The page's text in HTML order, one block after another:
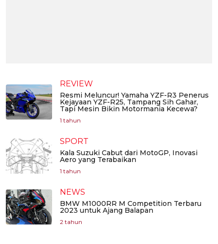
REVIEW
Resmi Meluncur! Yamaha YZF-R3 Penerus
Kejayaan YZF-R25, Tampang Sih Gahar,
Tapi Mesin Bikin Motormania Kecewa?
1 tahun
SPORT
Kala Suzuki Cabut dari MotoGP, Inovasi
Aero yang Terabaikan
1 tahun
NEWS
BMW M1000RR M Competition Terbaru
2023 untuk Ajang Balapan
2 tahun